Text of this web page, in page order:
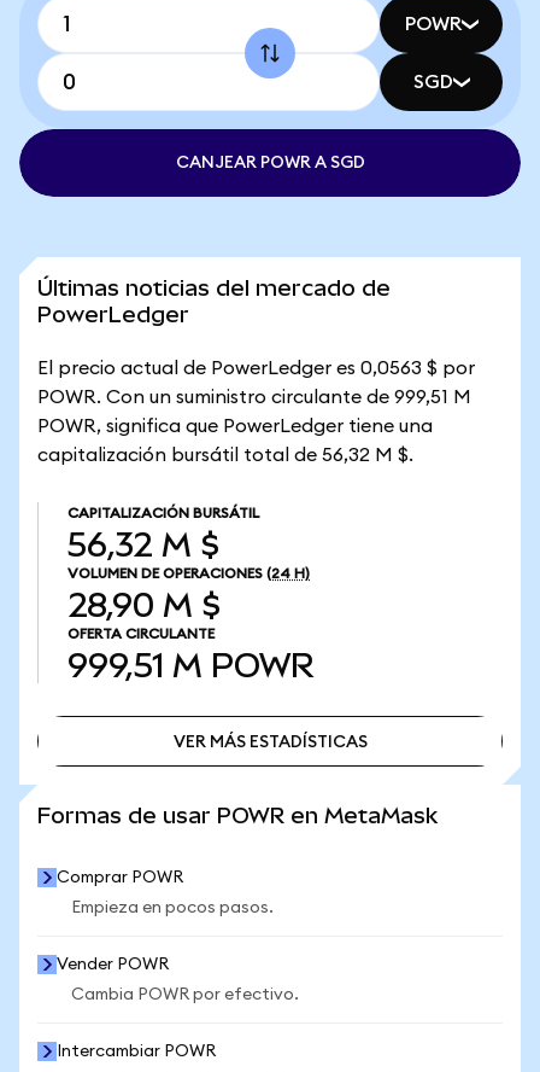
POWR
SGD
CANJEAR POWR A SGD
Últimas noticias del mercado de
PowerLedger
El precio actual de PowerLedger es 0,0563 $ por
POWR. Con un suministro circulante de 999,51 M
POWR, significa que PowerLedger tiene una
capitalización bursátil total de 56,32 M $.
CAPITALIZACIÓN BURSÁTIL
56,32 M $
VOLUMEN DE OPERACIONES (24 H)
28,90 M $
OFERTA CIRCULANTE
999,51 M POWR
VER MÁS ESTADÍSTICAS
Formas de usar POWR en MetaMask
Comprar POWR
Empieza en pocos pasos.
Vender POWR
Cambia POWR por efectivo.
Intercambiar POWR